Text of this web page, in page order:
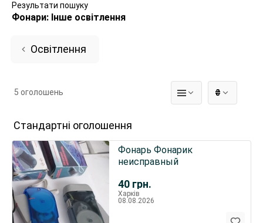
Результати пошуку
Фонари: Інше освітлення
Освітлення
₴
5 оголошень
Стандартні оголошення
40 грн.
Фонарь Фонарик
неисправный
Харків
08.08.2026